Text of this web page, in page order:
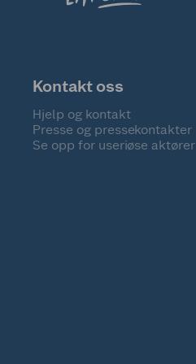
Kontakt oss
Hjelp og kontakt
Presse og pressekontakter
Se opp for useriøse aktører